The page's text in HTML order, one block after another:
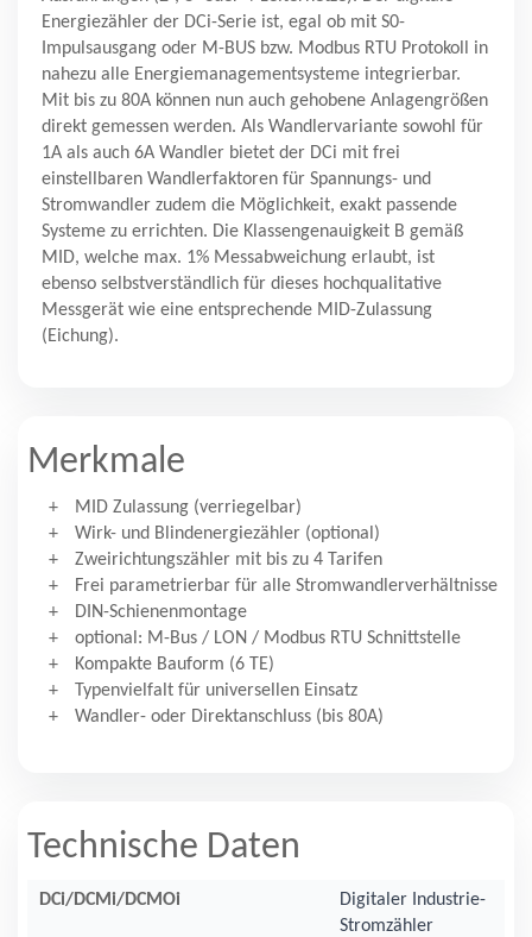
Energiezähler der DCi-Serie ist, egal ob mit S0-
Impulsausgang oder M-BUS bzw. Modbus RTU Protokoll in
nahezu alle Energiemanagementsysteme integrierbar.
Mit bis zu 80A können nun auch gehobene Anlagengrößen
direkt gemessen werden. Als Wandlervariante sowohl für
1A als auch 6A Wandler bietet der DCi mit frei
einstellbaren Wandlerfaktoren für Spannungs- und
Stromwandler zudem die Möglichkeit, exakt passende
Systeme zu errichten. Die Klassengenauigkeit B gemäß
MID, welche max. 1% Messabweichung erlaubt, ist
ebenso selbstverständlich für dieses hochqualitative
Messgerät wie eine entsprechende MID-Zulassung
(Eichung).
Merkmale
MID Zulassung (verriegelbar)
Wirk- und Blindenergiezähler (optional)
Zweirichtungszähler mit bis zu 4 Tarifen
Frei parametrierbar für alle Stromwandlerverhältnisse
DIN-Schienenmontage
optional: M-Bus / LON / Modbus RTU Schnittstelle
Kompakte Bauform (6 TE)
Typenvielfalt für universellen Einsatz
Wandler- oder Direktanschluss (bis 80A)
Technische Daten
DCi/DCMi/DCMOi
Digitaler Industrie-
Stromzähler